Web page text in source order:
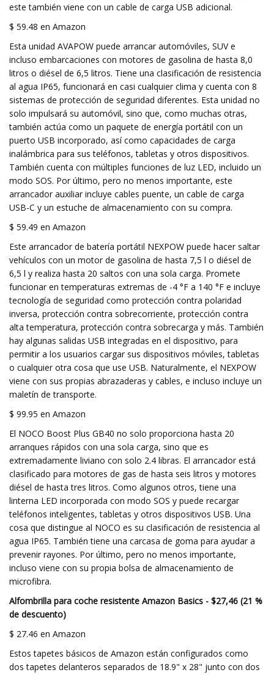
este también viene con un cable de carga USB adicional.
$ 59.48 en Amazon
Esta unidad AVAPOW puede arrancar automóviles, SUV e
incluso embarcaciones con motores de gasolina de hasta 8,0
litros o diésel de 6,5 litros. Tiene una clasificación de resistencia
al agua IP65, funcionará en casi cualquier clima y cuenta con 8
sistemas de protección de seguridad diferentes. Esta unidad no
solo impulsará su automóvil, sino que, como muchas otras,
también actúa como un paquete de energía portátil con un
puerto USB incorporado, así como capacidades de carga
inalámbrica para sus teléfonos, tabletas y otros dispositivos.
También cuenta con múltiples funciones de luz LED, incluido un
modo SOS. Por último, pero no menos importante, este
arrancador auxiliar incluye cables puente, un cable de carga
USB-C y un estuche de almacenamiento con su compra.
$ 59.49 en Amazon
Este arrancador de batería portátil NEXPOW puede hacer saltar
vehículos con un motor de gasolina de hasta 7,5 l o diésel de
6,5 l y realiza hasta 20 saltos con una sola carga. Promete
funcionar en temperaturas extremas de -4 °F a 140 °F e incluye
tecnología de seguridad como protección contra polaridad
inversa, protección contra sobrecorriente, protección contra
alta temperatura, protección contra sobrecarga y más. También
hay algunas salidas USB integradas en el dispositivo, para
permitir a los usuarios cargar sus dispositivos móviles, tabletas
o cualquier otra cosa que use USB. Naturalmente, el NEXPOW
viene con sus propias abrazaderas y cables, e incluso incluye un
maletín de transporte.
$ 99.95 en Amazon
El NOCO Boost Plus GB40 no solo proporciona hasta 20
arranques rápidos con una sola carga, sino que es
extremadamente liviano con solo 2.4 libras. El arrancador está
clasificado para motores de gas de hasta seis litros y motores
diésel de hasta tres litros. Como algunos otros, tiene una
linterna LED incorporada con modo SOS y puede recargar
teléfonos inteligentes, tabletas y otros dispositivos USB. Una
cosa que distingue al NOCO es su clasificación de resistencia al
agua IP65. También tiene una carcasa de goma para ayudar a
prevenir rayones. Por último, pero no menos importante,
incluso viene con su propia bolsa de almacenamiento de
microfibra.
Alfombrilla para coche resistente Amazon Basics - $27,46 (21 %
de descuento)
$ 27.46 en Amazon
Estos tapetes básicos de Amazon están configurados como
dos tapetes delanteros separados de 18.9" x 28" junto con dos